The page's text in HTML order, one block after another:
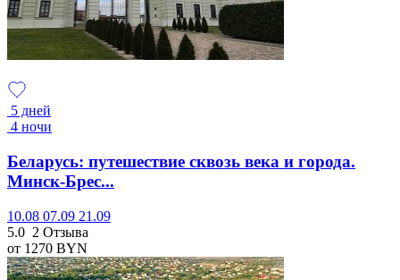
5 дней
4 ночи
Беларусь: путешествие сквозь века и города.
Минск-Брес...
10.08 07.09 21.09
5.0 2 Отзыва
от 1270 BYN